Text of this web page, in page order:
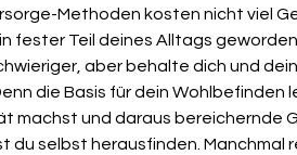
Methoden kosten nicht viel
fester Teil deines Alltags
aber behalte dich und
die Basis für dein Wohlbefinden
machst und daraus bereichernde
du selbst herausfinden. Manchmal